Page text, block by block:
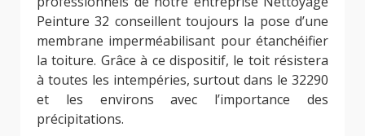
Peinture 32 conseillent toujours la pose d’une
membrane imperméabilisant pour étanchéifier
la toiture. Grâce à ce dispositif, le toit résistera
à toutes les intempéries, surtout dans le 32290
et les environs avec l’importance des
précipitations.